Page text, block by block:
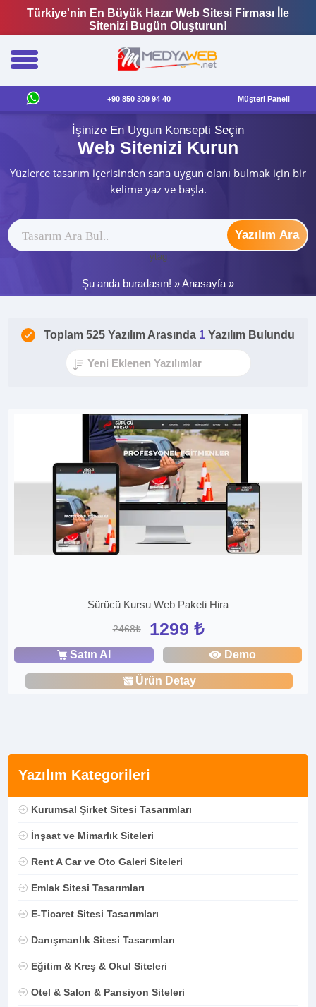
Türkiye'nin En Büyük Hazır Web Sitesi Firması İle
Sitenizi Bugün Oluşturun!
+90 850 309 94 40 Müşteri Paneli
İşinize En Uygun Konsepti Seçin
Web Sitenizi Kurun
Yüzlerce tasarım içerisinden sana uygun olanı bulmak için bir
kelime yaz ve başla.
Yazılım Ara
ytag
Şu anda buradasın! »Anasayfa »
Yazılım Kategorileri
Kurumsal Şirket Sitesi Tasarımları
İnşaat ve Mimarlık Siteleri
Rent A Car ve Oto Galeri Siteleri
Emlak Sitesi Tasarımları
E-Ticaret Sitesi Tasarımları
Danışmanlık Sitesi Tasarımları
Eğitim & Kreş & Okul Siteleri
Otel & Salon & Pansiyon Siteleri
Toplam 525 Yazılım Arasında 1 Yazılım Bulundu
Sürücü Kursu Web Paketi Hira
2468₺ 1299 ₺
Satın Al Demo
Ürün Detay